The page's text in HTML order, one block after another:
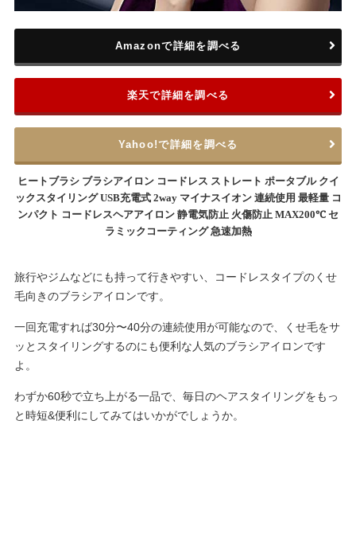
ヒートブラシ ブラシアイロン コードレス ストレート ポータブル クイ
ックスタイリング USB充電式 2way マイナスイオン 連続使用 最軽量 コ
ンパクト コードレスヘアアイロン 静電気防止 火傷防止 MAX200℃ セ
ラミックコーティング 急速加熱
Amazonで詳細を調べる
楽天で詳細を調べる
Yahoo!で詳細を調べる
旅行やジムなどにも持って行きやすい、コードレスタイプのくせ
毛向きのブラシアイロンです。
一回充電すれば30分〜40分の連続使用が可能なので、くせ毛をサ
ッとスタイリングするのにも便利な人気のブラシアイロンです
よ。
わずか60秒で立ち上がる一品で、毎日のヘアスタイリングをもっ
と時短&便利にしてみてはいかがでしょうか。